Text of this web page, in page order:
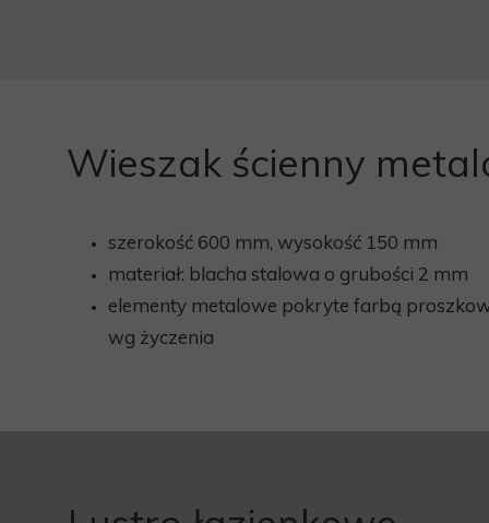
szerokość 600 mm, wysokość 150 mm
materiał: blacha stalowa o grubości 2 mm
elementy metalowe pokryte farbą
wg życzenia
Wieszak ścienny